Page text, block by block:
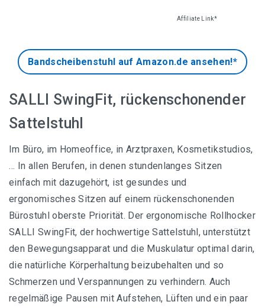
SONGMICS Chefsessel mit klappbarer Kopfstütze
SITWELL Gesundheitsdrehstuhl
Ergonomische Sitzkissen Empfehlungen
Affiliate Link*
Bandscheibenstuhl auf Amazon.de ansehen!*
SALLI SwingFit, rückenschonender
Sattelstuhl
Im Büro, im Homeoffice, in Arztpraxen, Kosmetikstudios,
… In allen Berufen, in denen stundenlanges Sitzen
einfach mit dazugehört, ist gesundes und
ergonomisches Sitzen auf einem rückenschonenden
Bürostuhl oberste Priorität. Der ergonomische Rollhocker
SALLI SwingFit, der hochwertige Sattelstuhl, unterstützt
den Bewegungsapparat und die Muskulatur optimal darin,
die natürliche Körperhaltung beizubehalten und so
Schmerzen und Verspannungen zu verhindern. Auch
regelmäßige Pausen mit Aufstehen, Lüften und ein paar